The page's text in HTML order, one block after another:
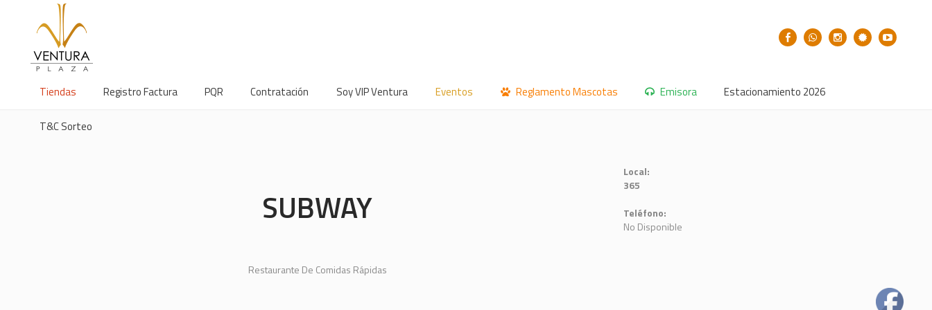
Tiendas Registro Factura PQR Contratación Soy VIP Ventura Eventos Reglamento Mascotas Emisora Estacionamiento 2026
T&C Sorteo
SUBWAY
Restaurante De Comidas Rápidas
Local:
365
Teléfono:
No Disponible